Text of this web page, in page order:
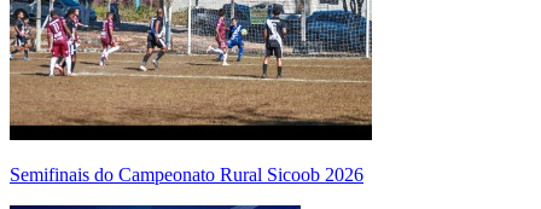
Semifinais do Campeonato Rural Sicoob 2026